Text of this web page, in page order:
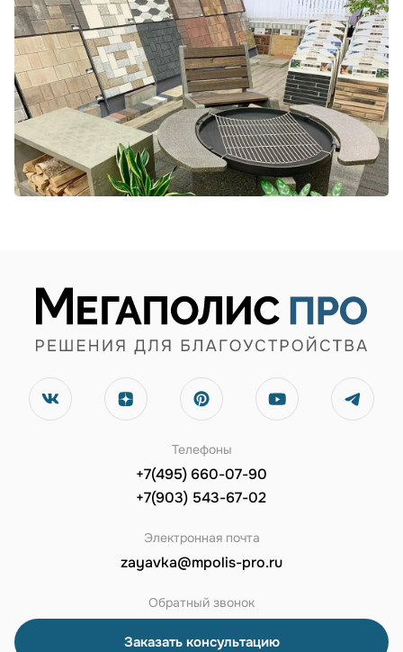
Телефоны
+7(495) 660-07-90
+7(903) 543-67-02
Электронная почта
zayavka@mpolis-pro.ru
Обратный звонок
Заказать консультацию